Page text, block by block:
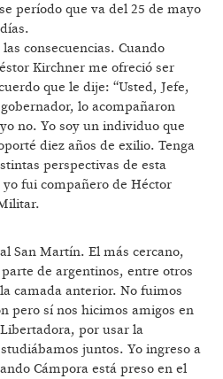
período que va del 25 de mayo
consecuencias. Cuando
Kirchner me ofreció ser
que le dije: “Usted, Jefe,
lo acompañaron
no. Yo soy un individuo que
diez años de exilio. Tenga
perspectivas de esta
yo fui compañero de Héctor
San Martín. El más cercano,
de argentinos, entre otros
camada anterior. No fuimos
pero sí nos hicimos amigos en
por usar la
juntos. Yo ingreso a
Cámpora está preso en el